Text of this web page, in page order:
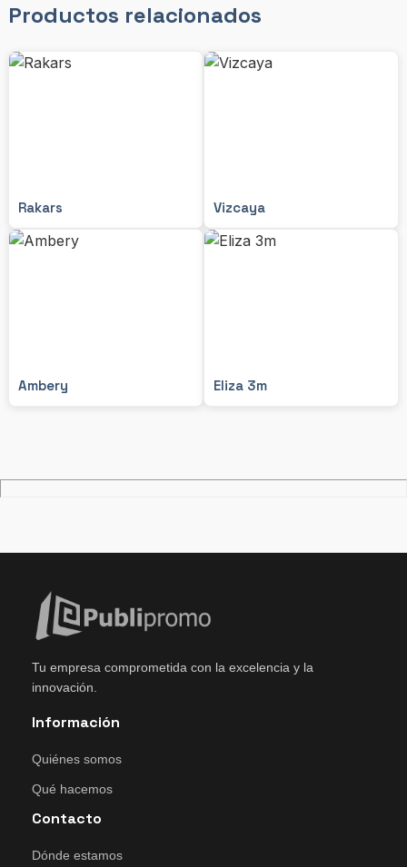
Productos relacionados
Rakars Vizcaya
Ambery Eliza 3m
Tu empresa comprometida con la excelencia y la
innovación.
Información
Quiénes somos
Qué hacemos
Contacto
Dónde estamos